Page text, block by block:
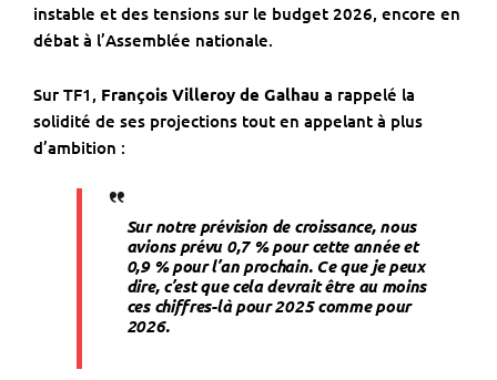
instable et des tensions sur le budget 2026, encore en
débat à l’Assemblée nationale.
Sur TF1, François Villeroy de Galhau a rappelé la
solidité de ses projections tout en appelant à plus
d’ambition :
Sur notre prévision de croissance, nous
avions prévu 0,7 % pour cette année et
0,9 % pour l’an prochain. Ce que je peux
dire, c’est que cela devrait être au moins
ces chiffres-là pour 2025 comme pour
2026.